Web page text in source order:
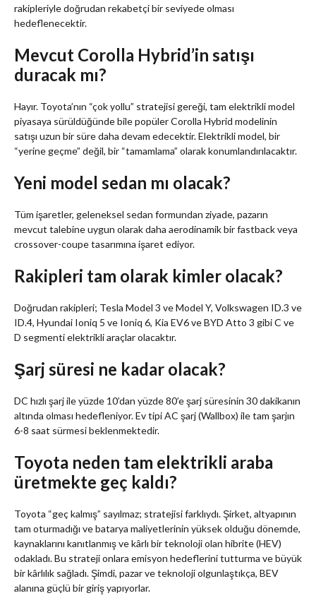
rakipleriyle doğrudan rekabetçi bir seviyede olması
hedeflenecektir.
Mevcut Corolla Hybrid’in satışı
duracak mı?
Hayır. Toyota’nın “çok yollu” stratejisi gereği, tam elektrikli model
piyasaya sürüldüğünde bile popüler Corolla Hybrid modelinin
satışı uzun bir süre daha devam edecektir. Elektrikli model, bir
“yerine geçme” değil, bir “tamamlama” olarak konumlandırılacaktır.
Yeni model sedan mı olacak?
Tüm işaretler, geleneksel sedan formundan ziyade, pazarın
mevcut talebine uygun olarak daha aerodinamik bir fastback veya
crossover-coupe tasarımına işaret ediyor.
Rakipleri tam olarak kimler olacak?
Doğrudan rakipleri; Tesla Model 3 ve Model Y, Volkswagen ID.3 ve
ID.4, Hyundai Ioniq 5 ve Ioniq 6, Kia EV6 ve BYD Atto 3 gibi C ve
D segmenti elektrikli araçlar olacaktır.
Şarj süresi ne kadar olacak?
DC hızlı şarj ile yüzde 10’dan yüzde 80’e şarj süresinin 30 dakikanın
altında olması hedefleniyor. Ev tipi AC şarj (Wallbox) ile tam şarjın
6-8 saat sürmesi beklenmektedir.
Toyota neden tam elektrikli araba
üretmekte geç kaldı?
Toyota “geç kalmış” sayılmaz; stratejisi farklıydı. Şirket, altyapının
tam oturmadığı ve batarya maliyetlerinin yüksek olduğu dönemde,
kaynaklarını kanıtlanmış ve kârlı bir teknoloji olan hibrite (HEV)
odakladı. Bu strateji onlara emisyon hedeflerini tutturma ve büyük
bir kârlılık sağladı. Şimdi, pazar ve teknoloji olgunlaştıkça, BEV
alanına güçlü bir giriş yapıyorlar.